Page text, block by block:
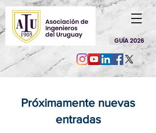
GUÍA 2026
Próximamente nuevas
entradas